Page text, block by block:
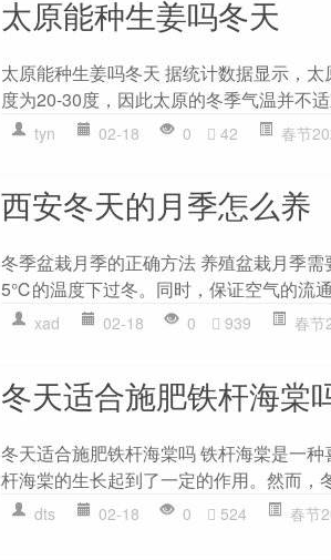
太原能种生姜吗冬天
太原能种生姜吗冬天 据统计数据显示，
度为20-30度，因此太原的冬季气温并不
tyn 02-18 0 42 春节
西安冬天的月季怎么养
冬季盆栽月季的正确方法 养殖盆栽月季
5℃的温度下过冬。同时，保证空气的流
xad 02-18 0 939 春节
冬天适合施肥铁杆海棠
冬天适合施肥铁杆海棠吗 铁杆海棠是一
杆海棠的生长起到了一定的作用。然而，
dts 02-18 0 524 春节